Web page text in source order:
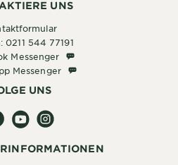
UNS
0211 544 77191
Messenger Facebook Messenger
MessengerWhatsApp Messenger
UNS